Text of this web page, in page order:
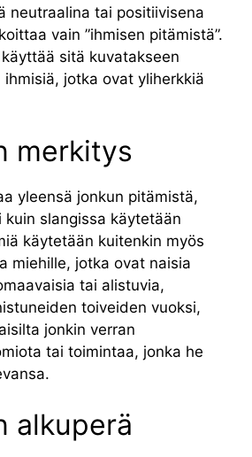
neutraalina tai positiivisena
vain ”ihmisen pitämistä”.
sitä kuvatakseen
jotka ovat yliherkkiä
merkitys
yleensä jonkun pitämistä,
kuin slangissa käytetään
käytetään kuitenkin myös
miehille, jotka ovat naisia
tai alistuvia,
toiveiden vuoksi,
jonkin verran
tai toimintaa, jonka he
alkuperä